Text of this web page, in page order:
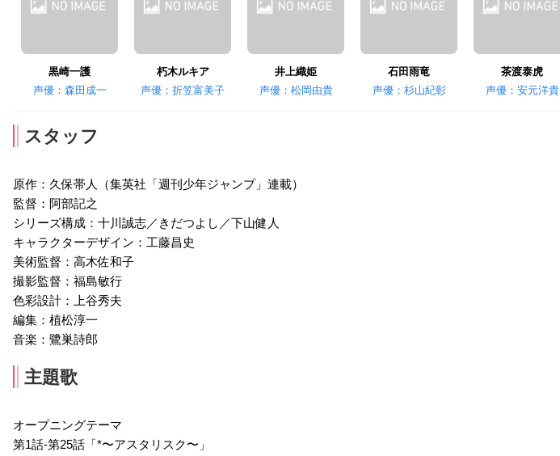
黒崎一護
声優：森田成一
朽木ルキア
声優：折笠富美子
井上織姫
声優：松岡由貴
石田雨竜
声優：杉山紀彰
茶渡泰虎
声優：安元洋貴
スタッフ
原作：久保帯人（集英社「週刊少年ジャンプ」連載）
監督：阿部記之
シリーズ構成：十川誠志／きだつよし／下山健人
キャラクターデザイン：工藤昌史
美術監督：高木佐和子
撮影監督：福島敏行
色彩設計：上谷秀夫
編集：植松淳一
音楽：鷺巣詩郎
主題歌
オープニングテーマ
第1話-第25話「*〜アスタリスク〜」